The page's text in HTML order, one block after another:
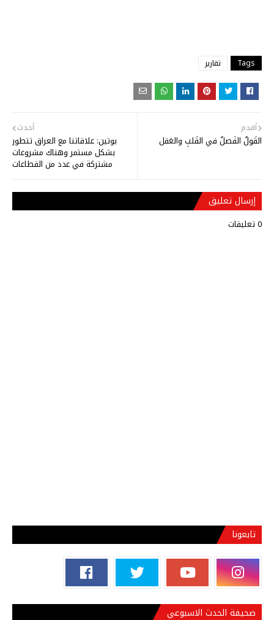
Tags تقارير
أحدث
بوتين: علاقاتنا مع العراق تتطور
بشكل مستمر وهناك مشروعات
مشتركة في عدد من القطاعات
أقدم
القَولُ الفَصلُ في القَلبِ والعَقل
إرسال تعليق
0 تعليقات
تابعونا
صحيفة الحدث الاسبوعي